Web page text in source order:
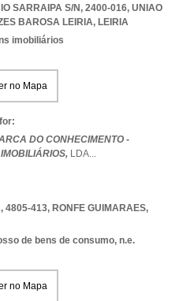
SARRAIPA S/N, 2400-016, UNIAO
BAROSA LEIRIA, LEIRIA
imobiliários
no Mapa
DO CONHECIMENTO -
LDA...
4805-413, RONFE GUIMARAES,
de bens de consumo, n.e.
no Mapa